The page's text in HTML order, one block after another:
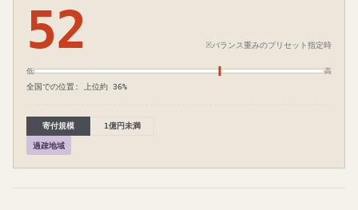
52 ※バランス重みのプリセット指定時
低 高
全国での位置: 上位約 36%
寄付規模 1億円未満
過疎地域